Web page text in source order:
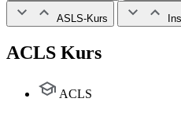
ASLS-Kurs
ACLS Kurs
ACLS